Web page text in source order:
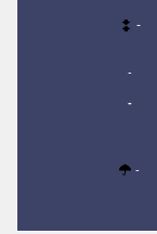
-
-
-
-